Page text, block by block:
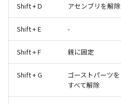
Shift + D アセンブリを解除
Shift + E -
Shift + F 親に固定
Shift + G
ゴーストパーツを
すべて解除